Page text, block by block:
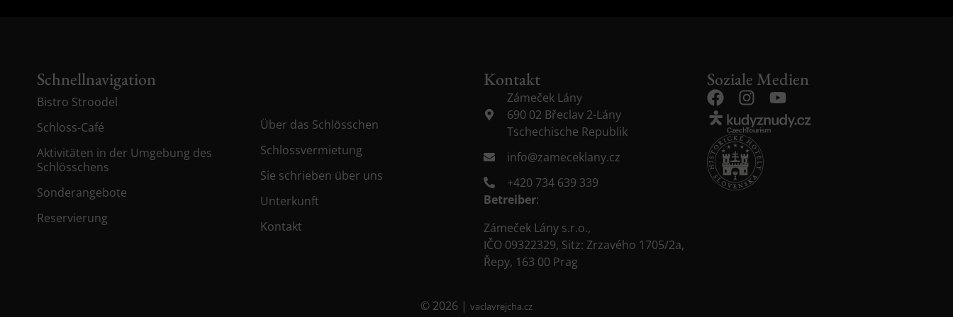
Schnellnavigation
Bistro Stroodel
Schloss-Café
Aktivitäten in der Umgebung des
Schlösschens
Sonderangebote
Reservierung
Über das Schlösschen
Schlossvermietung
Sie schrieben über uns
Unterkunft
Kontakt
Kontakt
Zámeček Lány
690 02 Břeclav 2-Lány
Tschechische Republik
info@zameceklany.cz
+420 734 639 339
Betreiber:
Zámeček Lány s.r.o.,
IČO 09322329, Sitz: Zrzavého 1705/2a,
Řepy, 163 00 Prag
Soziale Medien
© 2026 | vaclavrejcha.cz